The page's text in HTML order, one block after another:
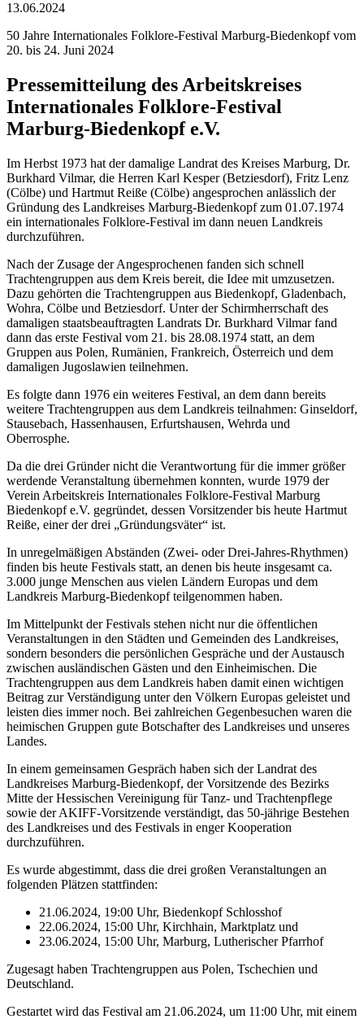
13.06.2024
50 Jahre Internationales Folklore-Festival Marburg-Biedenkopf vom
20. bis 24. Juni 2024
Pressemitteilung des Arbeitskreises
Internationales Folklore-Festival
Marburg-Biedenkopf e.V.
Im Herbst 1973 hat der damalige Landrat des Kreises Marburg, Dr.
Burkhard Vilmar, die Herren Karl Kesper (Betziesdorf), Fritz Lenz
(Cölbe) und Hartmut Reiße (Cölbe) angesprochen anlässlich der
Gründung des Landkreises Marburg-Biedenkopf zum 01.07.1974
ein internationales Folklore-Festival im dann neuen Landkreis
durchzuführen.
Nach der Zusage der Angesprochenen fanden sich schnell
Trachtengruppen aus dem Kreis bereit, die Idee mit umzusetzen.
Dazu gehörten die Trachtengruppen aus Biedenkopf, Gladenbach,
Wohra, Cölbe und Betziesdorf. Unter der Schirmherrschaft des
damaligen staatsbeauftragten Landrats Dr. Burkhard Vilmar fand
dann das erste Festival vom 21. bis 28.08.1974 statt, an dem
Gruppen aus Polen, Rumänien, Frankreich, Österreich und dem
damaligen Jugoslawien teilnehmen.
Es folgte dann 1976 ein weiteres Festival, an dem dann bereits
weitere Trachtengruppen aus dem Landkreis teilnahmen: Ginseldorf,
Stausebach, Hassenhausen, Erfurtshausen, Wehrda und
Oberrosphe.
Da die drei Gründer nicht die Verantwortung für die immer größer
werdende Veranstaltung übernehmen konnten, wurde 1979 der
Verein Arbeitskreis Internationales Folklore-Festival Marburg
Biedenkopf e.V. gegründet, dessen Vorsitzender bis heute Hartmut
Reiße, einer der drei „Gründungsväter“ ist.
In unregelmäßigen Abständen (Zwei- oder Drei-Jahres-Rhythmen)
finden bis heute Festivals statt, an denen bis heute insgesamt ca.
3.000 junge Menschen aus vielen Ländern Europas und dem
Landkreis Marburg-Biedenkopf teilgenommen haben.
Im Mittelpunkt der Festivals stehen nicht nur die öffentlichen
Veranstaltungen in den Städten und Gemeinden des Landkreises,
sondern besonders die persönlichen Gespräche und der Austausch
zwischen ausländischen Gästen und den Einheimischen. Die
Trachtengruppen aus dem Landkreis haben damit einen wichtigen
Beitrag zur Verständigung unter den Völkern Europas geleistet und
leisten dies immer noch. Bei zahlreichen Gegenbesuchen waren die
heimischen Gruppen gute Botschafter des Landkreises und unseres
Landes.
In einem gemeinsamen Gespräch haben sich der Landrat des
Landkreises Marburg-Biedenkopf, der Vorsitzende des Bezirks
Mitte der Hessischen Vereinigung für Tanz- und Trachtenpflege
sowie der AKIFF-Vorsitzende verständigt, das 50-jährige Bestehen
des Landkreises und des Festivals in enger Kooperation
durchzuführen.
Es wurde abgestimmt, dass die drei großen Veranstaltungen an
folgenden Plätzen stattfinden:
21.06.2024, 19:00 Uhr, Biedenkopf Schlosshof
22.06.2024, 15:00 Uhr, Kirchhain, Marktplatz und
23.06.2024, 15:00 Uhr, Marburg, Lutherischer Pfarrhof
Zugesagt haben Trachtengruppen aus Polen, Tschechien und
Deutschland.
Gestartet wird das Festival am 21.06.2024, um 11:00 Uhr, mit einem